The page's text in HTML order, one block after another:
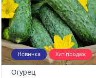
Новинка Хит продаж
Огурец